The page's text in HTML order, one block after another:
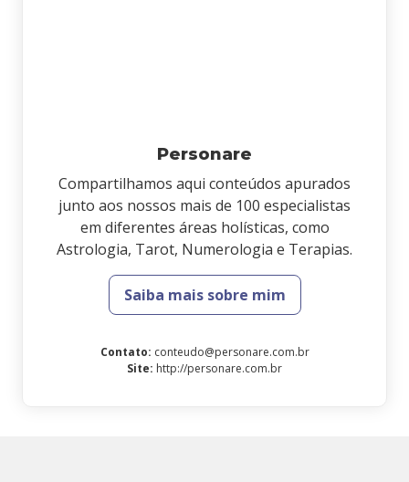
Personare
Compartilhamos aqui conteúdos apurados
junto aos nossos mais de 100 especialistas
em diferentes áreas holísticas, como
Astrologia, Tarot, Numerologia e Terapias.
Saiba mais sobre mim
Contato: conteudo@personare.com.br
Site: http://personare.com.br